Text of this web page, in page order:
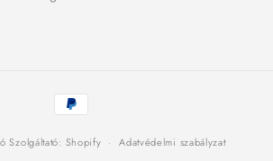
Fizetési
módok
Szolgáltató: Shopify
Adatvédelmi szabályzat